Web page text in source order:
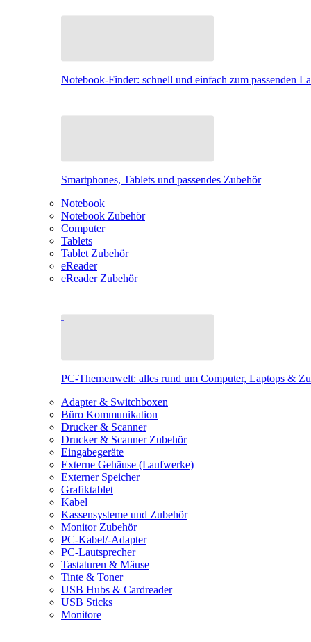
Notebook-Finder: schnell und einfach zum passenden
Smartphones, Tablets und passendes Zubehör
Notebook
Notebook Zubehör
Computer
Tablets
Tablet Zubehör
eReader
eReader Zubehör
PC-Themenwelt: alles rund um Computer, Laptops &
Adapter & Switchboxen
Büro Kommunikation
Drucker & Scanner
Drucker & Scanner Zubehör
Eingabegeräte
Externe Gehäuse (Laufwerke)
Externer Speicher
Grafiktablet
Kabel
Kassensysteme und Zubehör
Monitor Zubehör
PC-Kabel/-Adapter
PC-Lautsprecher
Tastaturen & Mäuse
Tinte & Toner
USB Hubs & Cardreader
USB Sticks
Monitore